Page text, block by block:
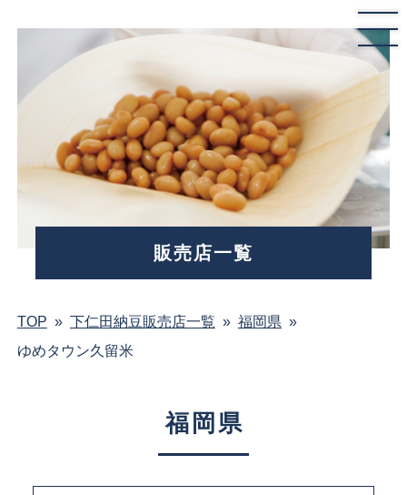
販売店一覧
TOP » 下仁田納豆販売店一覧 » 福岡県 »
ゆめタウン久留米
福岡県